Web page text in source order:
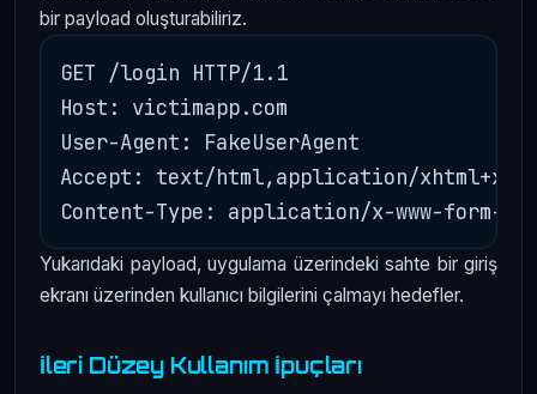
bir payload oluşturabiliriz.
GET /login HTTP/1.1
Host: victimapp.com
User-Agent: FakeUserAgent
Accept: text/html,application/xhtml+xml
Yukarıdaki payload, uygulama üzerindeki sahte bir giriş
ekranı üzerinden kullanıcı bilgilerini çalmayı hedefler.
İleri Düzey Kullanım İpuçları